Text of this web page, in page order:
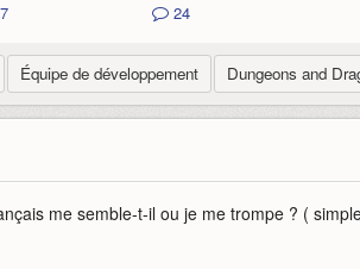
7 24
Équipe de développement Dungeons and
me semble-t-il ou je me trompe ? (